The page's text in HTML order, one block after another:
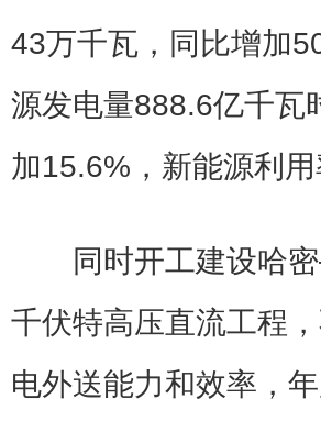
43万千瓦，同比增加
源发电量888.6亿千瓦
加15.6%，新能源利用
同时开工建设哈
千伏特高压直流工程
电外送能力和效率，